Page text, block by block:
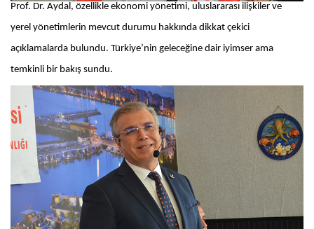
Prof. Dr. Aydal, özellikle ekonomi yönetimi, uluslararası ilişkiler ve
yerel yönetimlerin mevcut durumu hakkında dikkat çekici
açıklamalarda bulundu. Türkiye’nin geleceğine dair iyimser ama
temkinli bir bakış sundu.